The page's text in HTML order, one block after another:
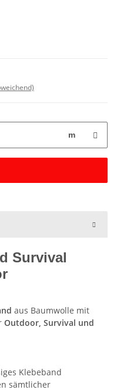
m
Survival
aus Baumwolle mit
Outdoor, Survival und
Klebeband
sämtlicher